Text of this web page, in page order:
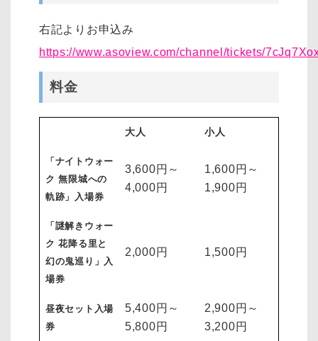
右記よりお申込み
https://www.asoview.com/channel/tickets/
料金
大人 小人
「ナイトウォー
ク 無限城への
軌跡」入場券
3,600円～
4,000円
1,600円～
1,900円
「謎解きウォー
ク 花降る里と
幻の鬼巡り」入
場券
2,000円 1,500円
昼夜セット入場
券
5,400円～
5,800円
2,900円～
3,200円